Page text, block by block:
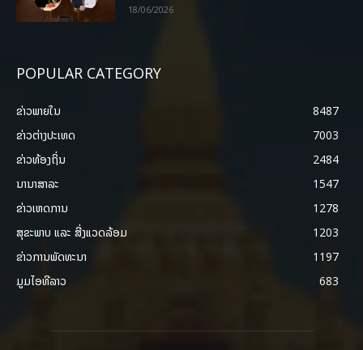
18/06/2026
POPULAR CATEGORY
ຂ່າວພາຍ​ໃນ
8487
ຂ່າວຕ່າງປະເທດ
7003
ຂ່າວທ້ອງຖິ່ນ
2484
ນານາສາລະ
1547
ຂ່າວເຫດການ
1278
ສຸຂະພາບ ແລະ ສີ່ງແວດລ້ອມ
1203
ຂ່າວການພັດທະນາ
1197
ມູມໄອທີລາວ
683